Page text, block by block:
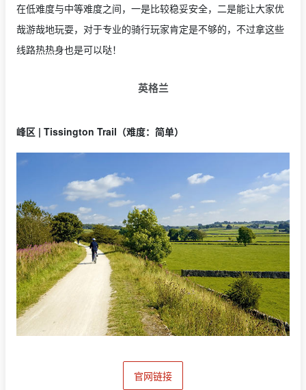
在低难度与中等难度之间，一是比较稳妥安全，二是能让大家优
哉游哉地玩耍，对于专业的骑行玩家肯定是不够的，不过拿这些
线路热热身也是可以哒！
英格兰
峰区 | Tissington Trail（难度：简单）
官网链接